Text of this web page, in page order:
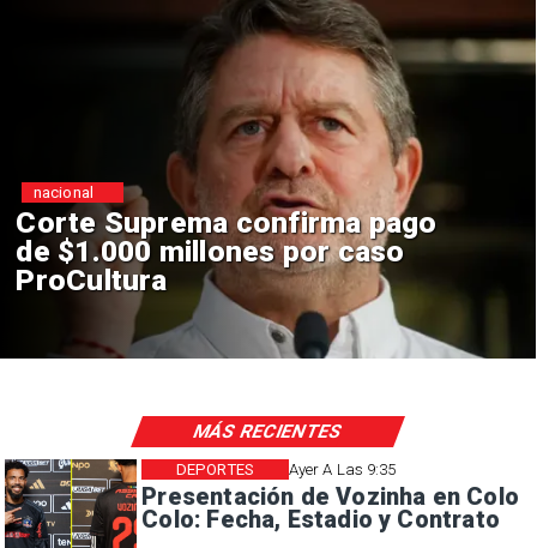
pago
Codelco suspende
construcción de Andes
en El Teniente por
sísmicos
nacional
Ayer A Las 9:35
Presentación de Vozinha en Colo
Colo: Fecha, Estadio y Contrato
DEPORTES
MÁS RECIENTES